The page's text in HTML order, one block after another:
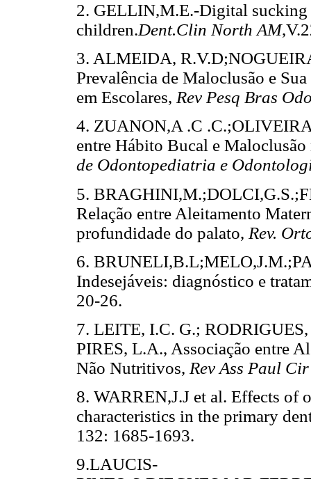
2. GELLIN,M.E.-Digital
children.Dent.Clin North AM
3. ALMEIDA,
Prevalência de Maloclusão e
em Escolares, Rev Pesq Bras
4. ZUANON,A .C
entre Hábito Bucal e
de Odontopediatria e
5.
Relação entre Aleitamento
profundidade do palato, Rev.
6.
Indesejáveis: diagnóstico e
20-26.
7. LEITE, I.C. G.;
PIRES, L.A., Associação entre
Não Nutritivos, Rev Ass Paul
8. WARREN,J.J et al. Effects of
characteristics in the primary
132: 1685-1693.
9.LAUCIS-